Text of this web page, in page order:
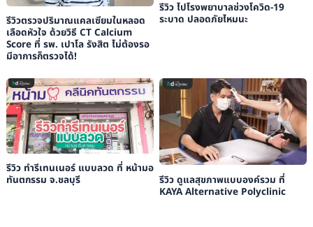
รีวิวตรวจปริมาณแคลเซียมในหลอด
เลือดหัวใจ ด้วยวิธี CT Calcium
Score ที่ รพ. เปาโล รังสิต ไม่ต้องรอ
มีอาการก็ตรวจได้!
รีวิว ไปโรงพยาบาลช่วงโควิด-19
ระบาด ปลอดภัยไหมนะ
รีวิว ทำรีเทนเนอร์ แบบลวด ที่ หน้ามอ
ทันตกรรม จ.ชลบุรี
รีวิว ดูแลสุขภาพแบบองค์รวม ที่
KAYA Alternative Polyclinic